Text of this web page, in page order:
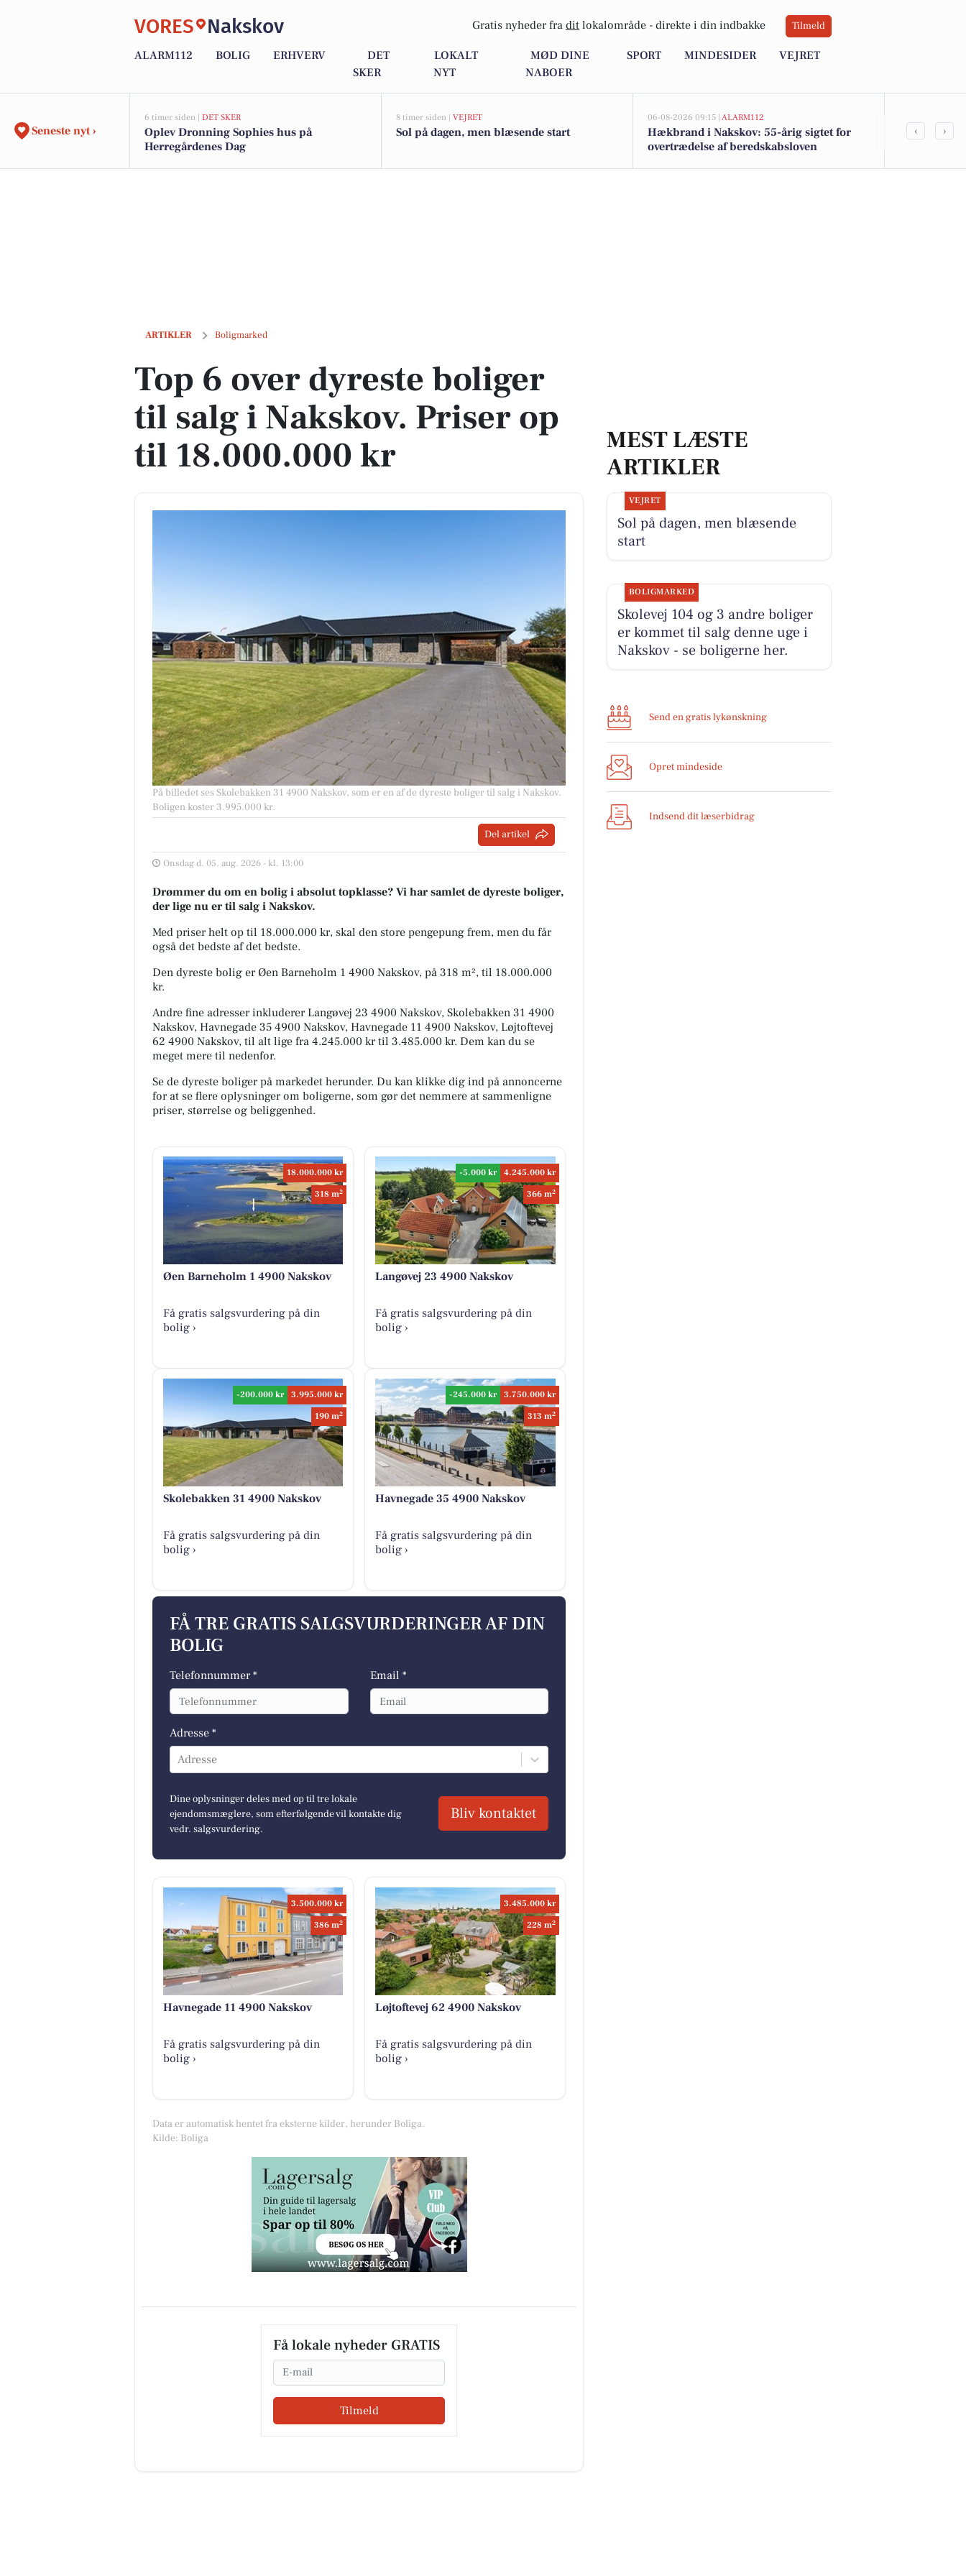
VORES Nakskov Gratis nyheder fra dit lokalområde - direkte i din indbakke Tilmeld
ALARM112 BOLIG ERHVERV
DET
SKER
LOKALT
NYT
MØD DINE
NABOER
SPORT MINDESIDER VEJRET
Seneste nyt ›
6 timer siden | DET SKER
Oplev Dronning Sophies hus på
Herregårdenes Dag
8 timer siden | VEJRET
Sol på dagen, men blæsende start
06-08-2026 09:15 | ALARM112
Hækbrand i Nakskov: 55-årig sigtet for
overtrædelse af beredskabsloven
‹ ›
ARTIKLER Boligmarked
Top 6 over dyreste boliger til salg i Nakskov. Priser op til 18.000.000 kr
Top 6 over dyreste boliger
til salg i Nakskov. Priser op
til 18.000.000 kr
På billedet ses Skolebakken 31 4900 Nakskov, som er en af de dyreste boliger til salg i Nakskov.
Boligen koster 3.995.000 kr.
Del artikel
Onsdag d. 05. aug. 2026 - kl. 13:00
Drømmer du om en bolig i absolut topklasse? Vi har samlet de dyreste boliger,
der lige nu er til salg i Nakskov.
Med priser helt op til 18.000.000 kr, skal den store pengepung frem, men du får
også det bedste af det bedste.
Den dyreste bolig er Øen Barneholm 1 4900 Nakskov, på 318 m², til 18.000.000
kr.
Andre fine adresser inkluderer Langøvej 23 4900 Nakskov, Skolebakken 31 4900
Nakskov, Havnegade 35 4900 Nakskov, Havnegade 11 4900 Nakskov, Løjtoftevej
62 4900 Nakskov, til alt lige fra 4.245.000 kr til 3.485.000 kr. Dem kan du se
meget mere til nedenfor.
Se de dyreste boliger på markedet herunder. Du kan klikke dig ind på annoncerne
for at se flere oplysninger om boligerne, som gør det nemmere at sammenligne
priser, størrelse og beliggenhed.
18.000.000 kr
318 m2
Øen Barneholm 1 4900 Nakskov
Få gratis salgsvurdering på din
bolig ›
-5.000 kr
4.245.000 kr
366 m2
Langøvej 23 4900 Nakskov
Få gratis salgsvurdering på din
bolig ›
-200.000 kr
3.995.000 kr
190 m2
Skolebakken 31 4900 Nakskov
Få gratis salgsvurdering på din
bolig ›
-245.000 kr
3.750.000 kr
313 m2
Havnegade 35 4900 Nakskov
Få gratis salgsvurdering på din
bolig ›
FÅ TRE GRATIS SALGSVURDERINGER AF DIN
BOLIG
Telefonnummer * Email *
Adresse *
Adresse
Dine oplysninger deles med op til tre lokale
ejendomsmæglere, som efterfølgende vil kontakte dig
vedr. salgsvurdering.
Bliv kontaktet
3.500.000 kr
386 m2
Havnegade 11 4900 Nakskov
Få gratis salgsvurdering på din
bolig ›
3.485.000 kr
228 m2
Løjtoftevej 62 4900 Nakskov
Få gratis salgsvurdering på din
bolig ›
Data er automatisk hentet fra eksterne kilder, herunder Boliga.
Kilde: Boliga
Få lokale nyheder GRATIS
Email
Tilmeld
MEST LÆSTE
ARTIKLER
VEJRET
Sol på dagen, men blæsende
start
BOLIGMARKED
Skolevej 104 og 3 andre boliger
er kommet til salg denne uge i
Nakskov - se boligerne her.
Send en gratis lykønskning
Opret mindeside
Indsend dit læserbidrag